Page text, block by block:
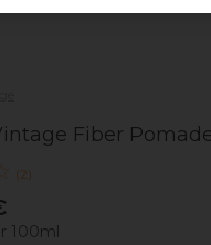
Fiber
(2)
100ml